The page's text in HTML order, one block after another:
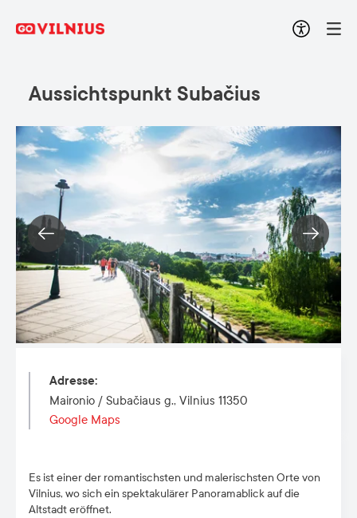
Aussichtspunkt Subačius
Es ist einer der romantischsten und malerischsten Orte von
Vilnius, wo sich ein spektakulärer Panoramablick auf die
Altstadt eröffnet.
Adresse:
Maironio / Subačiaus g., Vilnius 11350
Google Maps